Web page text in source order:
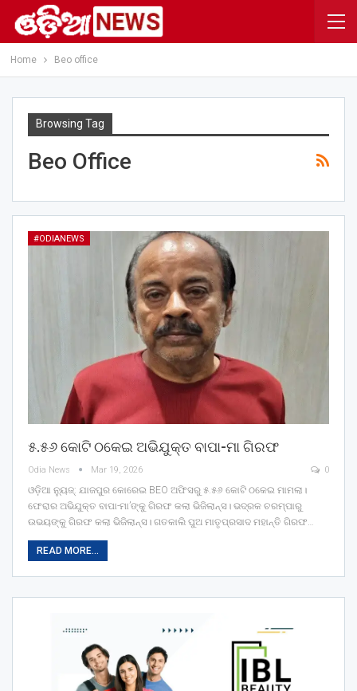
Home Beo office
Browsing Tag
Beo Office
#ODIANEWS
୫.୫୬ କୋଟି ଠକେଇ ଅଭିଯୁକ୍ତ ବାପା-ମା ଗିରଫ
Odia News Mar 19, 2026 0
ଓଡ଼ିଆ ନ୍ୟୁଜ୍: ଯାଜପୁର କୋରେଇ BEO ଅଫିସରୁ ୫.୫୬ କୋଟି ଠକେଇ ମାମଲା।
ଫେରାର ଅଭିଯୁକ୍ତ ବାପା-ମା’ଙ୍କୁ ଗିରଫ କଲା ଭିଜିଲାନ୍ସ। ଭଦ୍ରକ ଚରମ୍ପାରୁ
ଉଭୟଙ୍କୁ ଗିରଫ କଲା ଭିଜିଲାନ୍ସ। ଗତକାଲି ପୁଅ ମାତୃପ୍ରସାଦ ମହାନ୍ତି ଗିରଫ…
READ MORE...